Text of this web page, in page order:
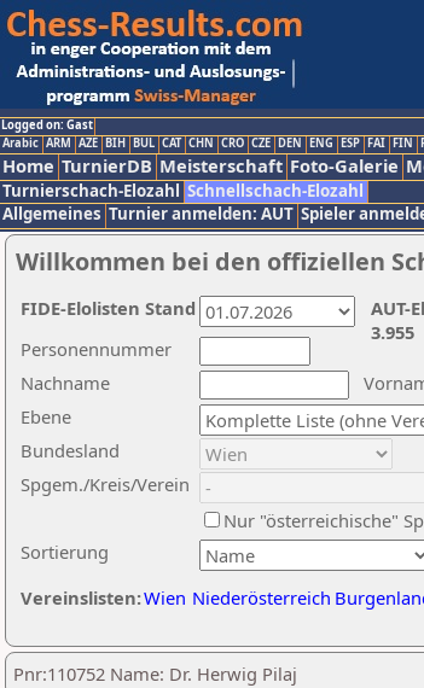
Logged on: Gast
Arabic ARM AZE BIH BUL CAT CHN CRO CZE DEN ENG ESP FAI FIN
Home TurnierDB Meisterschaft Foto-Galerie
Turnierschach-Elozahl Schnellschach-Elozahl
Allgemeines Turnier anmelden: AUT Spieler
Willkommen bei den offiziellen
Nachname
Ebene
Sortierung
Personennummer
Bundesland
Spgem./Kreis/Verein
Nur "österreichische"
Vereinslisten:Wien Niederösterreich
AUT-
3.955
FIDE-Elolisten Stand
Pnr:110752 Name: Dr. Herwig Pilaj